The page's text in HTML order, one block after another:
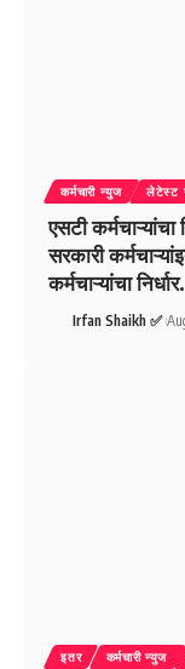
कर्मचारी न्युज लेटेस्ट
एसटी
सरकारी
कर्मचाऱ्यांचा निर्धार.
Irfan Shaikh ✅
इतर कर्मचारी न्युज